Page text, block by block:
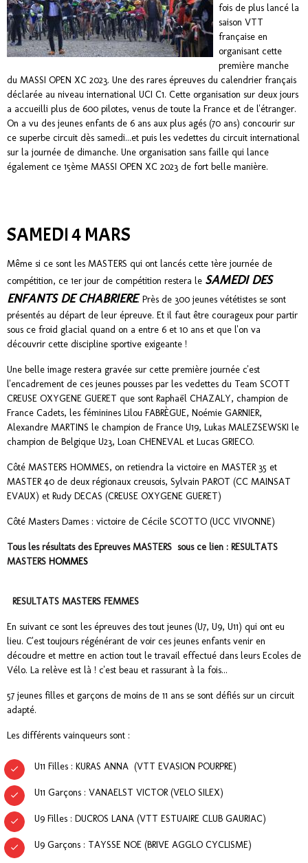
fois de plus lancé la
saison VTT
française en
organisant cette
première manche
du MASSI OPEN XC 2023. Une des rares épreuves du calendrier français
déclarée au niveau international UCI C1. Cette organisation sur deux jours
a accueilli plus de 600 pilotes, venus de toute la France et de l'étranger.
On a vu des jeunes enfants de 6 ans aux plus agés (70 ans) concourir sur
ce superbe circuit dès samedi...et puis les vedettes du circuit international
sur la journée de dimanche. Une organisation sans faille qui lance
également ce 15ème MASSI OPEN XC 2023 de fort belle manière.
SAMEDI 4 MARS
Même si ce sont les MASTERS qui ont lancés cette 1ère journée de
compétition, ce 1er jour de compétition restera le SAMEDI DES
ENFANTS DE CHABRIERE. Près de 300 jeunes vététistes se sont
présentés au départ de leur épreuve. Et il faut être courageux pour partir
sous ce froid glacial quand on a entre 6 et 10 ans et que l'on va
découvrir cette discipline sportive exigeante !
Une belle image restera gravée sur cette première journée c'est
l'encadrement de ces jeunes pousses par les vedettes du Team SCOTT
CREUSE OXYGENE GUERET que sont Raphaël CHAZALY, champion de
France Cadets, les féminines Lilou FABRÈGUE, Noémie GARNIER,
Alexandre MARTINS le champion de France U19, Lukas MALEZSEWSKI le
champion de Belgique U23, Loan CHENEVAL et Lucas GRIECO.
Côté MASTERS HOMMES, on retiendra la victoire en MASTER 35 et
MASTER 40 de deux régionaux creusois, Sylvain PAROT (CC MAINSAT
EVAUX) et Rudy DECAS (CREUSE OXYGENE GUERET)
Côté Masters Dames : victoire de Cécile SCOTTO (UCC VIVONNE)
Tous les résultats des Epreuves MASTERS sous ce lien : RESULTATS
MASTERS HOMMES
RESULTATS MASTERS FEMMES
En suivant ce sont les épreuves des tout jeunes (U7, U9, U11) qui ont eu
lieu. C'est toujours régénérant de voir ces jeunes enfants venir en
découdre et mettre en action tout le travail effectué dans leurs Ecoles de
Vélo. La relève est là ! c'est beau et rassurant à la fois...
57 jeunes filles et garçons de moins de 11 ans se sont défiés sur un circuit
adapté.
Les différents vainqueurs sont :
U11 Filles : KURAS ANNA (VTT EVASION POURPRE)
U11 Garçons : VANAELST VICTOR (VELO SILEX)
U9 Filles : DUCROS LANA (VTT ESTUAIRE CLUB GAURIAC)
U9 Garçons : TAYSSE NOE (BRIVE AGGLO CYCLISME)